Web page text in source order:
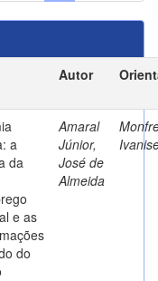
Autor
a
da
e as
do
Amaral
Júnior,
José de
Almeida